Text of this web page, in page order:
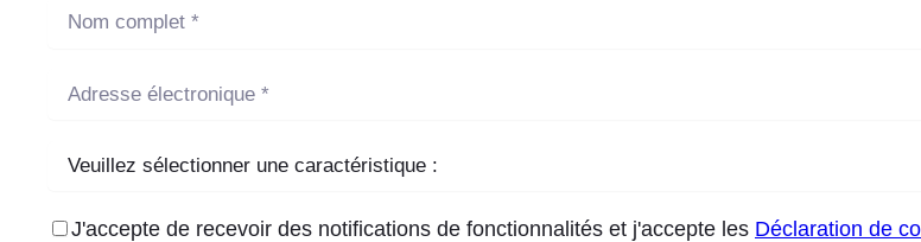
J'accepte de recevoir des notifications de fonctionnalités et j'accepte les Déclaration de